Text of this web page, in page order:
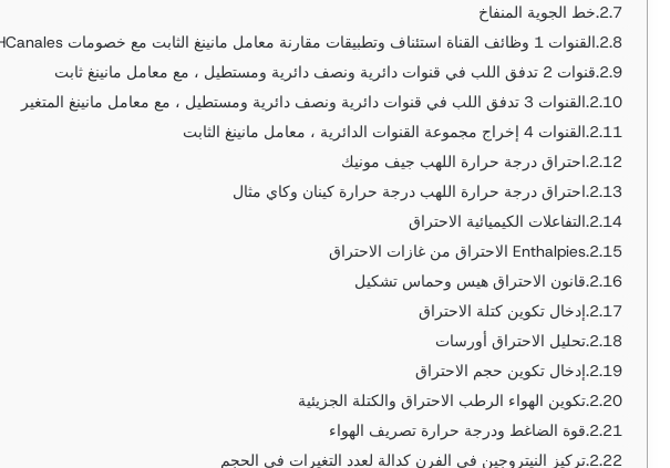
خط الجوية المنفاخ
القنوات 1 وظائف القناة استئناف وتطبيقات مقارنة معامل مانينغ الثابت مع خصومات HCanales
قنوات 2 تدفق اللب في قنوات دائرية ونصف دائرية ومستطيل ، مع معامل مانينغ ثابت
القنوات 3 تدفق اللب في قنوات دائرية ونصف دائرية ومستطيل ، مع معامل مانينغ المتغير
القنوات 4 إخراج مجموعة القنوات الدائرية ، معامل مانينغ الثابت
احتراق درجة حرارة اللهب جيف مونيك
احتراق درجة حرارة اللهب درجة حرارة كينان وكاي مثال
التفاعلات الكيميائية الاحتراق
Enthalpies الاحتراق من غازات الاحتراق
قانون الاحتراق هيس وحماس تشكيل
إدخال تكوين كتلة الاحتراق
تحليل الاحتراق أورسات
إدخال تكوين حجم الاحتراق
تكوين الهواء الرطب الاحتراق والكتلة الجزيئية
قوة الضاغط ودرجة حرارة تصريف الهواء
تركيز النيتروجين في الفرن كدالة لعدد التغيرات في الحجم